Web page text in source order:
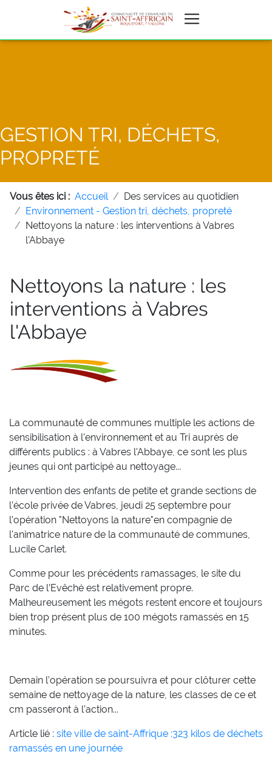
GESTION TRI, DÉCHETS,
PROPRETÉ
Vous êtes ici : Accueil
Des services au quotidien
Environnement - Gestion tri, déchets, propreté
Nettoyons la nature : les interventions à Vabres
l'Abbaye
Nettoyons la nature : les
interventions à Vabres
l'Abbaye
La communauté de communes multiple les actions de
sensibilisation à l'environnement et au Tri auprès de
différents publics : à Vabres l'Abbaye, ce sont les plus
jeunes qui ont participé au nettoyage...
Intervention des enfants de petite et grande sections de
l’école privée de Vabres, jeudi 25 septembre pour
l’opération "Nettoyons la nature"en compagnie de
l'animatrice nature de la communauté de communes,
Lucile Carlet.
Comme pour les précédents ramassages, le site du
Parc de l’Evêché est relativement propre.
Malheureusement les mégots restent encore et toujours
bien trop présent plus de 100 mégots ramassés en 15
minutes.
Demain l’opération se poursuivra et pour clôturer cette
semaine de nettoyage de la nature, les classes de ce et
cm passeront à l’action...
Article lié : site ville de saint-Affrique :323 kilos de déchets
ramassés en une journée